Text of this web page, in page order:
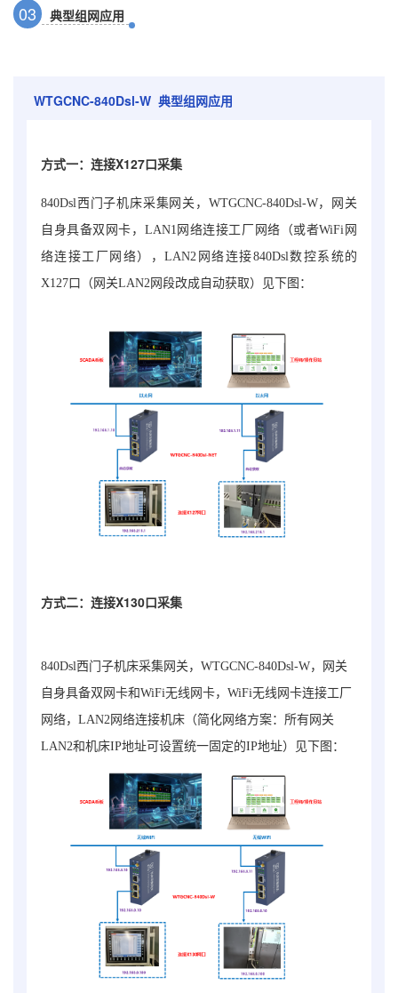
03 典型组网应用
WTGCNC-840Dsl-W 典型组网应用
方式一：连接X127口采集
840Dsl西门子机床采集网关 ， WTGCNC-840Dsl-W，网关
自身具备双网卡，LAN1网络连接工厂网络（或者WiFi网
络连接工厂网络），LAN2网络连接840Dsl数控系统的
X127口（网关LAN2网段改成自动获取）见下图：
方式二：连接X130口采集
840Dsl西门子机床采集网关，WTGCNC-840Dsl-W，
网关
自身具备双网卡和WiFi无线网卡，WiFi无线网卡连接工厂
网络，LAN2网络连接机床（简化网络方案：所有网关
LAN2和机床IP地址可设置统一固定的IP地址）见下图：